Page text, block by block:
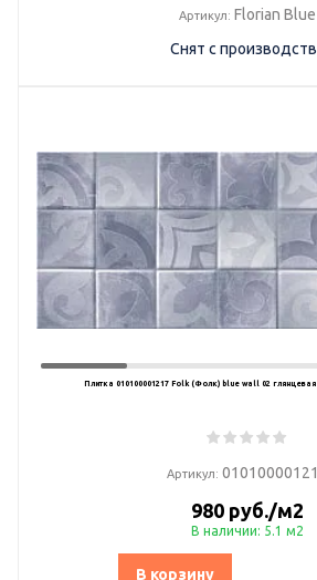
Артикул: Florian Blue
Снят с
Плитка 010100001217 Folk (Фолк) blue wall 02
Артикул:
980 руб./м2
В наличии: 5.1 м2
В корзину